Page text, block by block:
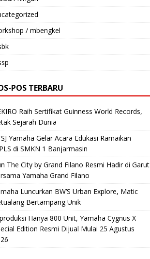
/ mbengkel
POS TERBARU
Raih Sertifikat Guinness World Records,
Sejarah Dunia
Yamaha Gelar Acara Edukasi Ramaikan
di SMKN 1 Banjarmasin
The City by Grand Filano Resmi Hadir di Garut
Yamaha Grand Filano
Luncurkan BW’S Urban Explore, Matic
Bertampang Unik
Hanya 800 Unit, Yamaha Cygnus X
Edition Resmi Dijual Mulai 25 Agustus